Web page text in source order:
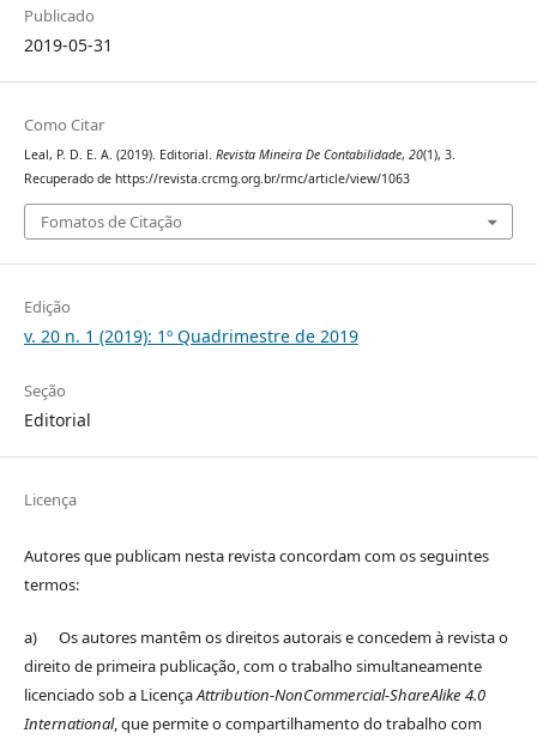
Publicado
2019-05-31
Como Citar
Leal, P. D. E. A. (2019). Editorial. Revista Mineira De Contabilidade, 20(1), 3.
Recuperado de https://revista.crcmg.org.br/rmc/article/view/1063
Fomatos de Citação
Edição
v. 20 n. 1 (2019): 1º Quadrimestre de 2019
Seção
Editorial
Licença
Autores que publicam nesta revista concordam com os seguintes
termos:
a) Os autores mantêm os direitos autorais e concedem à revista o
direito de primeira publicação, com o trabalho simultaneamente
licenciado sob a LicençaAttribution-NonCommercial-ShareAlike 4.0
International, que permite o compartilhamento do trabalho com